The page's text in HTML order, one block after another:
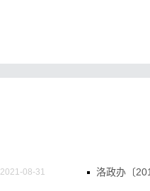
2021-08-31